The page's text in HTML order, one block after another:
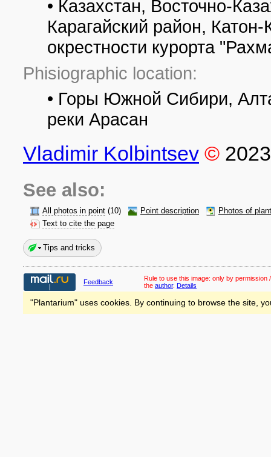
• Казахстан, Восточно-
Карагайский район,
окрестности курорта
Phisiographic location:
• Горы Южной Сибири,
реки Арасан
Vladimir Kolbintsev © 2023
See also:
All photos in point (10) Point description
Photos of
Text to cite the page
Tips and tricks
Feedback Rule to use this image: only by permission
the author. Details
"Plantarium" uses cookies. By continuing to browse the site,